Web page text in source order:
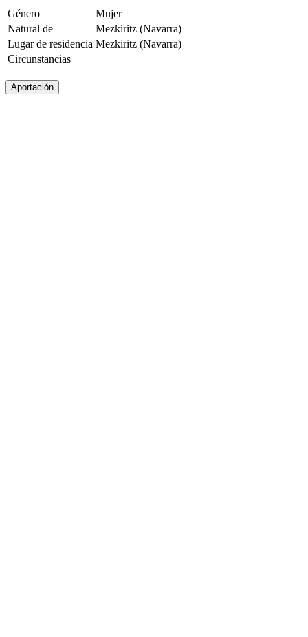
Género
Mujer
Natural de
Mezkiritz (Navarra)
Lugar de residencia Mezkiritz (Navarra)
Circunstancias